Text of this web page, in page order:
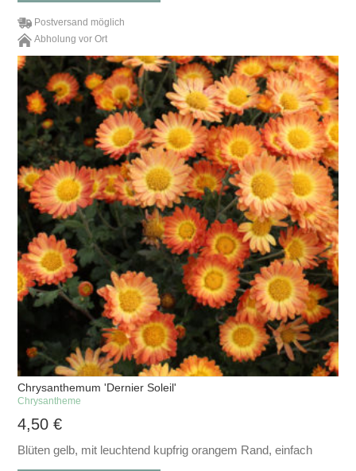
Postversand möglich
Abholung vor Ort
Chrysanthemum 'Dernier Soleil'
Chrysantheme
4,50€
Blüten gelb, mit leuchtend kupfrig orangem Rand, einfach